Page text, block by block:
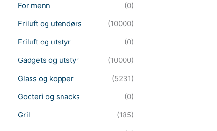
For menn
(0)
Friluft og utendørs
(10000)
Friluft og utstyr
(0)
Gadgets og utstyr
(10000)
Glass og kopper
(5231)
Godteri og snacks
(0)
Grill
(185)